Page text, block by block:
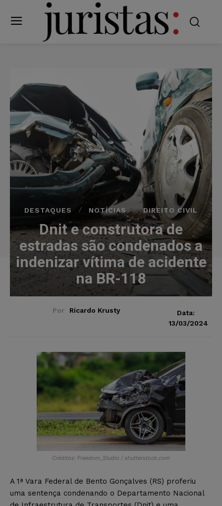
DESTAQUES NOTÍCIAS DIREITO CIVIL
Dnit e construtora de
estradas são condenados a
indenizar vítima de acidente
na BR-118
Por Ricardo Krusty
Data:
13/03/2024
Créditos: Freedom_Studio / shutterstock.com
A 1ª Vara Federal de Bento Gonçalves (RS) proferiu
uma sentença condenando o Departamento Nacional